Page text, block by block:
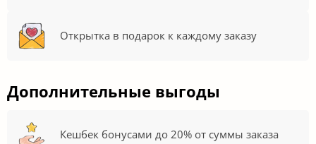
Открытка в подарок к каждому заказу
Дополнительные выгоды
Кешбек бонусами до 20% от суммы заказа